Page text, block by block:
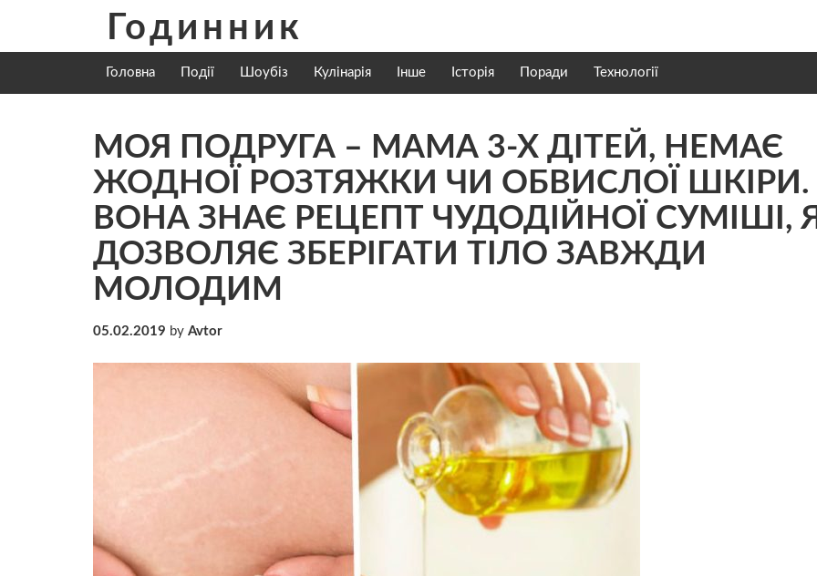
content
Годинник
Головна Події Шоубіз Кулінарія Інше Історія Поради Технології
МОЯ ПОДРУГА – МАМА 3-Х ДІТЕЙ, НЕМАЄ
ЖОДНОЇ PОЗТЯЖКИ ЧИ OБВИСЛОЇ ШКІPИ.
ВОНА ЗНАЄ РЕЦЕПТ ЧУДОДІЙНОЇ СУМІШІ,
ДОЗВОЛЯЄ ЗБЕРІГАТИ ТIЛО ЗАВЖДИ
МОЛОДИМ
05.02.2019 by Avtor